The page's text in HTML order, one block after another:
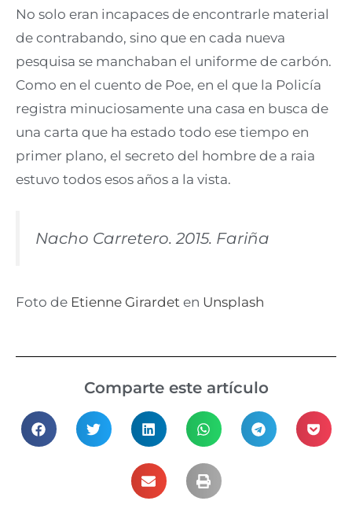
No solo eran incapaces de encontrarle material
de contrabando, sino que en cada nueva
pesquisa se manchaban el uniforme de carbón.
Como en el cuento de Poe, en el que la Policía
registra minuciosamente una casa en busca de
una carta que ha estado todo ese tiempo en
primer plano, el secreto del hombre de a raia
estuvo todos esos años a la vista.
Nacho Carretero. 2015. Fariña
Foto de Etienne Girardet en Unsplash
Comparte este artículo